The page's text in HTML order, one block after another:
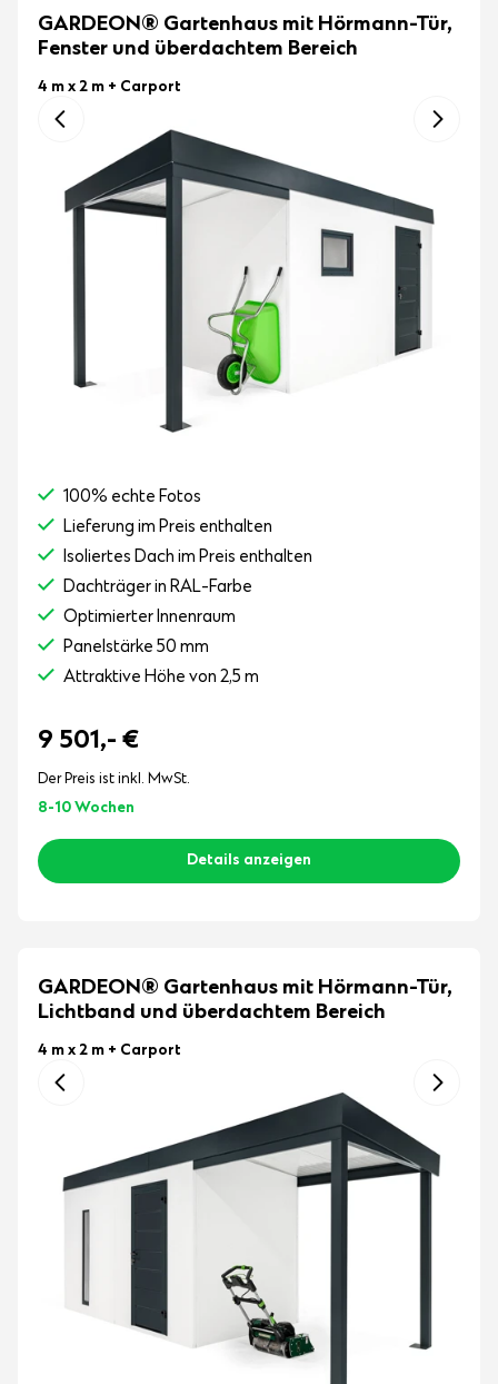
GARDEON® Gartenhaus mit Hörmann-Tür,
Fenster und überdachtem Bereich
4 m x 2 m + Carport
100% echte Fotos
Lieferung im Preis enthalten
Isoliertes Dach im Preis enthalten
Dachträger in RAL-Farbe
Optimierter Innenraum
Panelstärke 50 mm
Attraktive Höhe von 2,5 m
9 501,- €
Der Preis ist inkl. MwSt.
8-10 Wochen
Details anzeigen
GARDEON® Gartenhaus mit Hörmann-Tür,
Lichtband und überdachtem Bereich
4 m x 2 m + Carport